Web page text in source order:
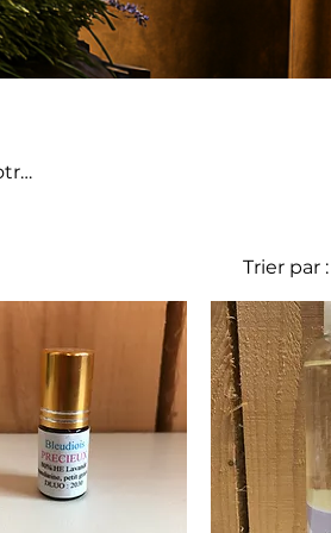
Trier par :